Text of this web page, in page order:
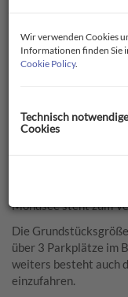
Beschreibung
Ein großer, stilvoll
Mondsee steht zum
Die
über 3 Parkplätze im
weiters besteht auch
einzufahren.
Wir verwenden Cookies
Informationen finden Sie
Cookie Policy.
Technisch notwendige
Cookies